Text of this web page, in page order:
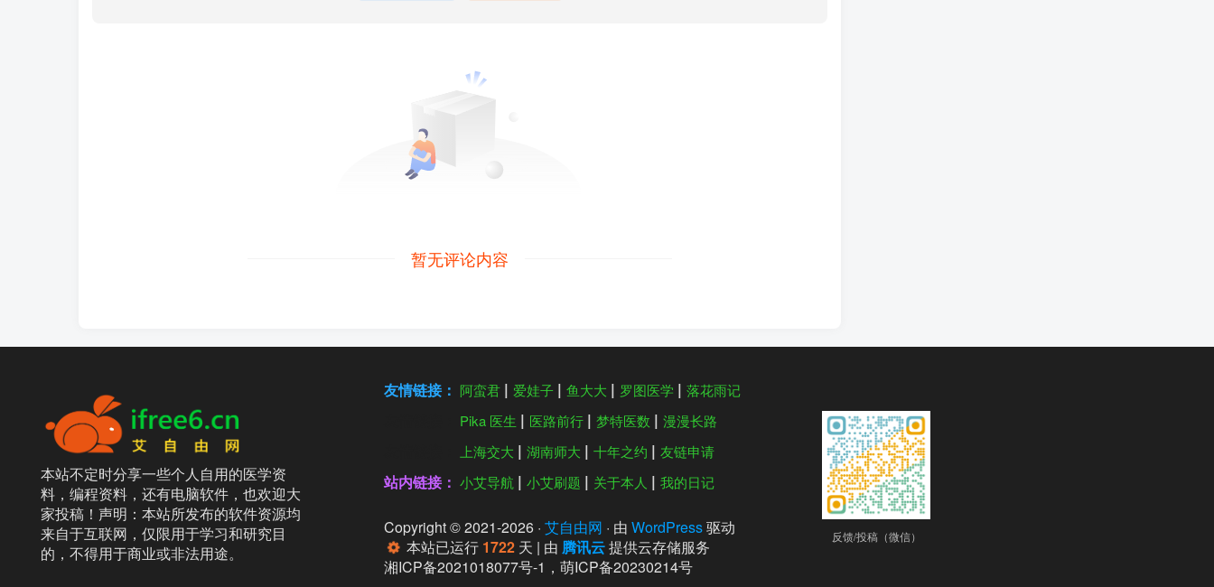
暂无评论内容
本站不定时分享一些个人自用的医学资
料，编程资料，还有电脑软件，也欢迎大
家投稿！声明：本站所发布的软件资源均
来自于互联网，仅限用于学习和研究目
的，不得用于商业或非法用途。
友情链接： 阿蛮君 爱娃子 鱼大大 罗图医学 落花雨记
Pika 医生 医路前行 梦特医数 漫漫长路
上海交大 湖南师大 十年之约 友链申请
站内链接： 小艾导航 小艾刷题 关于本人 我的日记
Copyright © 2021-2026 · 艾自由网 · 由 WordPress驱动
本站已运行 1722天 | 由 腾讯云提供云存储服务
湘ICP备2021018077号-1 ， 萌ICP备20230214号
反馈/投稿（微信）